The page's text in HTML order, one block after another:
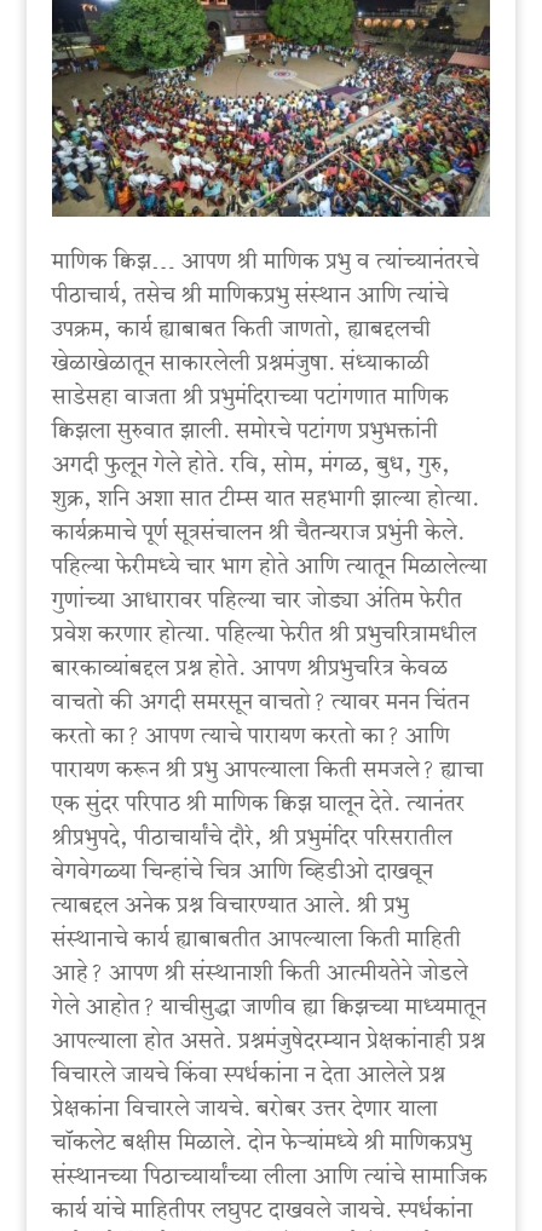
माणिक क्विझ… आपण श्री माणिक प्रभु व त्यांच्यानंतरचे
पीठाचार्य, तसेच श्री माणिकप्रभु संस्थान आणि त्यांचे
उपक्रम, कार्य ह्याबाबत किती जाणतो, ह्याबद्दलची
खेळाखेळातून साकारलेली प्रश्नमंजुषा. संध्याकाळी
साडेसहा वाजता श्री प्रभुमंदिराच्या पटांगणात माणिक
क्विझला सुरुवात झाली. समोरचे पटांगण प्रभुभक्तांनी
अगदी फुलून गेले होते. रवि, सोम, मंगळ, बुध, गुरु,
शुक्र, शनि अशा सात टीम्स यात सहभागी झाल्या होत्या.
कार्यक्रमाचे पूर्ण सूत्रसंचालन श्री चैतन्यराज प्रभुंनी केले.
पहिल्या फेरीमध्ये चार भाग होते आणि त्यातून मिळालेल्या
गुणांच्या आधारावर पहिल्या चार जोड्या अंतिम फेरीत
प्रवेश करणार होत्या. पहिल्या फेरीत श्री प्रभुचरित्रामधील
बारकाव्यांबद्दल प्रश्न होते. आपण श्रीप्रभुचरित्र केवळ
वाचतो की अगदी समरसून वाचतो? त्यावर मनन चिंतन
करतो का? आपण त्याचे पारायण करतो का? आणि
पारायण करून श्री प्रभु आपल्याला किती समजले? ह्याचा
एक सुंदर परिपाठ श्री माणिक क्विझ घालून देते. त्यानंतर
श्रीप्रभुपदे, पीठाचार्यांचे दौरे, श्री प्रभुमंदिर परिसरातील
वेगवेगळ्या चिन्हांचे चित्र आणि व्हिडीओ दाखवून
त्याबद्दल अनेक प्रश्न विचारण्यात आले. श्री प्रभु
संस्थानाचे कार्य ह्याबाबतीत आपल्याला किती माहिती
आहे? आपण श्री संस्थानाशी किती आत्मीयतेने जोडले
गेले आहोत? याचीसुद्धा जाणीव ह्या क्विझच्या माध्यमातून
आपल्याला होत असते. प्रश्नमंजुषेदरम्यान प्रेक्षकांनाही प्रश्न
विचारले जायचे किंवा स्पर्धकांना न देता आलेले प्रश्न
प्रेक्षकांना विचारले जायचे. बरोबर उत्तर देणार याला
चॉकलेट बक्षीस मिळाले. दोन फेऱ्यांमध्ये श्री माणिकप्रभु
संस्थानच्या पिठाच्यार्यांच्या लीला आणि त्यांचे सामाजिक
कार्य यांचे माहितीपर लघुपट दाखवले जायचे. स्पर्धकांना